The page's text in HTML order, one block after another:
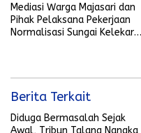
Mediasi Warga Majasari dan
Pihak Pelaksana Pekerjaan
Normalisasi Sungai Kelekar
Berita Terkait
Diduga Bermasalah Sejak
Awal, Tribun Talang Nangka